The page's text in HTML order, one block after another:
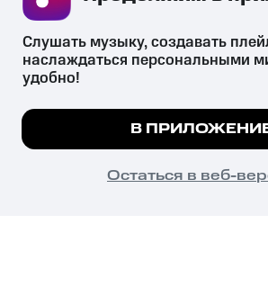
психотропных веществ, их аналогов
их незаконный оборот запрещён и влечёт
законодательством ответственность.
© 2026 ООО «КИОН».
Все права защищены
Мы используем куки, чтобы на
Подробнее
ПОНЯТНО
Слушать музыку, создавать
наслаждаться персональными
удобно!
В
Остаться в веб-